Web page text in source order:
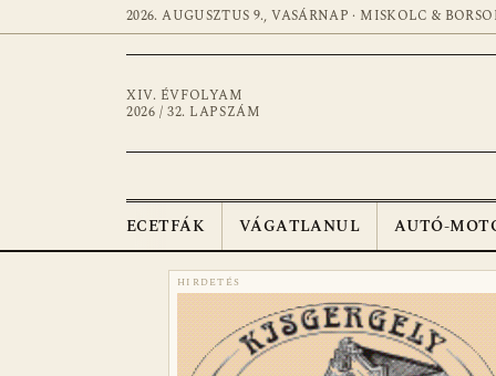
2026. AUGUSZTUS 9., VASÁRNAP · MISKOLC &
XIV. ÉVFOLYAM
2026 / 32. LAPSZÁM
ECETFÁK VÁGATLANUL AUTÓ-
HIRDETÉS